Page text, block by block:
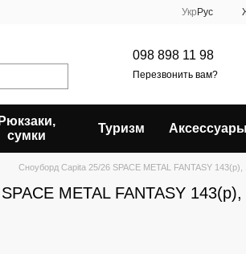
Укр Рус
098 898 11 98
Перезвонить вам?
сумки
Туризм Аксессуары
Сноуборд Capita 25/26 SPACE METAL FANTASY 143(р),
METAL FANTASY 143(р),